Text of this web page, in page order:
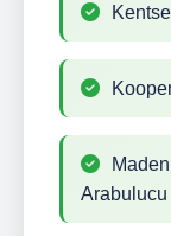
Arabulucu